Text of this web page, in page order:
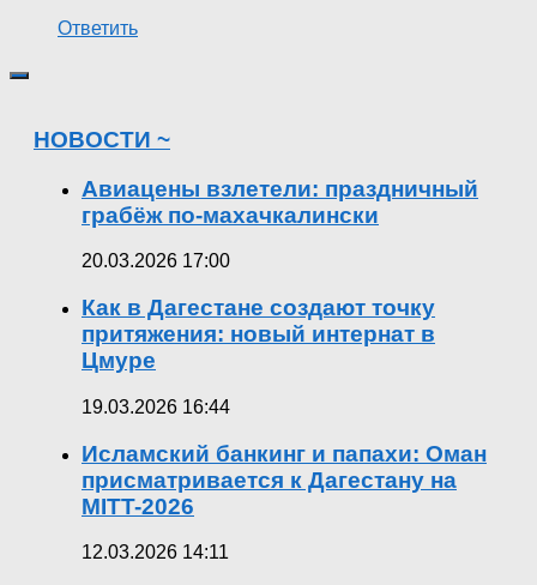
Ответить
НОВОСТИ ~
Авиацены взлетели: праздничный
грабёж по-махачкалински
20.03.2026 17:00
Как в Дагестане создают точку
притяжения: новый интернат в
Цмуре
19.03.2026 16:44
Исламский банкинг и папахи: Оман
присматривается к Дагестану на
MITT-2026
12.03.2026 14:11